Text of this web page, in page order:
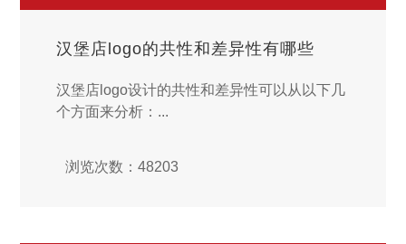
汉堡店logo的共性和差异性有哪些
汉堡店logo设计的共性和差异性可以从以下几
个方面来分析：...
浏览次数：48203